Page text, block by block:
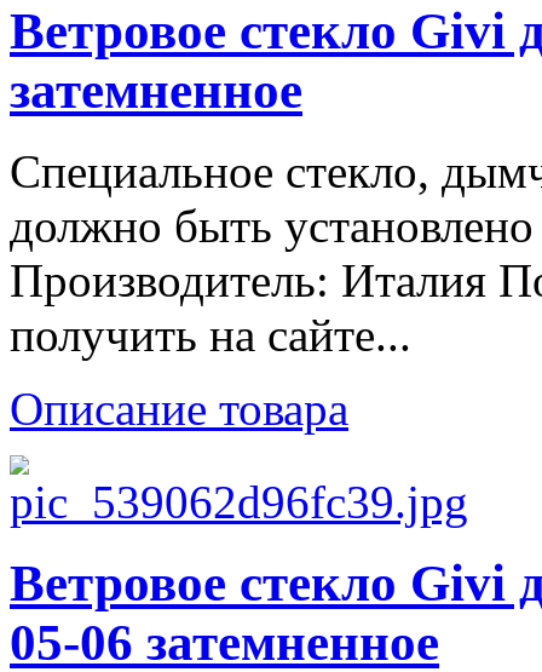
Ветровое стекло Givi
затемненное
Специальное стекло,
должно быть
Производитель: Италия
получить на сайте...
Описание товара
Ветровое стекло Givi
05-06 затемненное